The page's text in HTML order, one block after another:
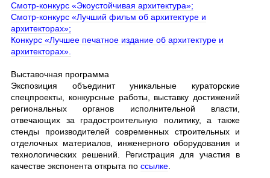
Смотр-конкурс «Экоустойчивая архитектура»;
Смотр-конкурс «Лучший фильм об архитектуре и
архитекторах»;
Конкурс «Лучшее печатное издание об архитектуре и
архитекторах».
Выставочная программа
Экспозиция объединит уникальные кураторские
спецпроекты, конкурсные работы, выставку достижений
региональных органов исполнительной власти,
отвечающих за градостроительную политику, а также
стенды производителей современных строительных и
отделочных материалов, инженерного оборудования и
технологических решений. Регистрация для участия в
качестве экспонента открыта по ссылке.